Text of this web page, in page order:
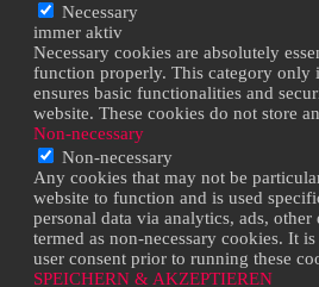
Necessary
immer aktiv
Necessary cookies are absolutely
function properly. This category only
ensures basic functionalities and
website. These cookies do not store
Non-necessary
Non-necessary
Any cookies that may not be
website to function and is used
personal data via analytics, ads, other
termed as non-necessary cookies. It
user consent prior to running these
SPEICHERN & AKZEPTIEREN